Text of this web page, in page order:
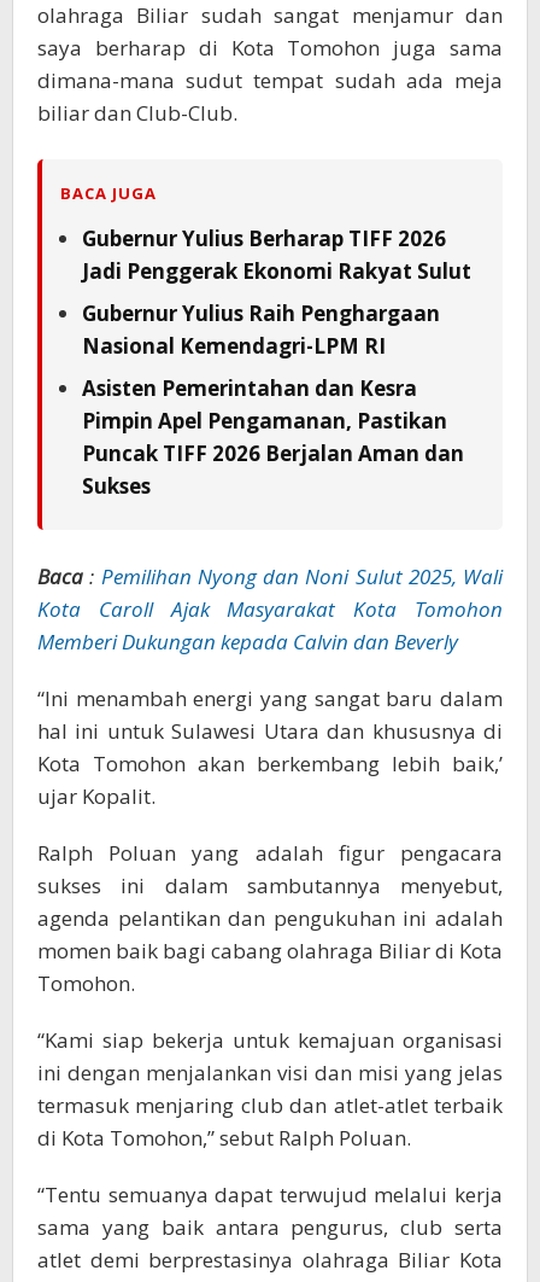
olahraga Biliar sudah sangat menjamur dan
saya berharap di Kota Tomohon juga sama
dimana-mana sudut tempat sudah ada meja
biliar dan Club-Club.
BACA JUGA
Gubernur Yulius Berharap TIFF 2026
Jadi Penggerak Ekonomi Rakyat Sulut
Gubernur Yulius Raih Penghargaan
Nasional Kemendagri-LPM RI
Asisten Pemerintahan dan Kesra
Pimpin Apel Pengamanan, Pastikan
Puncak TIFF 2026 Berjalan Aman dan
Sukses
Baca : Pemilihan Nyong dan Noni Sulut 2025, Wali
Kota Caroll Ajak Masyarakat Kota Tomohon
Memberi Dukungan kepada Calvin dan Beverly
“Ini menambah energi yang sangat baru dalam
hal ini untuk Sulawesi Utara dan khususnya di
Kota Tomohon akan berkembang lebih baik,’
ujar Kopalit.
Ralph Poluan yang adalah figur pengacara
sukses ini dalam sambutannya menyebut,
agenda pelantikan dan pengukuhan ini adalah
momen baik bagi cabang olahraga Biliar di Kota
Tomohon.
“Kami siap bekerja untuk kemajuan organisasi
ini dengan menjalankan visi dan misi yang jelas
termasuk menjaring club dan atlet-atlet terbaik
di Kota Tomohon,” sebut Ralph Poluan.
“Tentu semuanya dapat terwujud melalui kerja
sama yang baik antara pengurus, club serta
atlet demi berprestasinya olahraga Biliar Kota